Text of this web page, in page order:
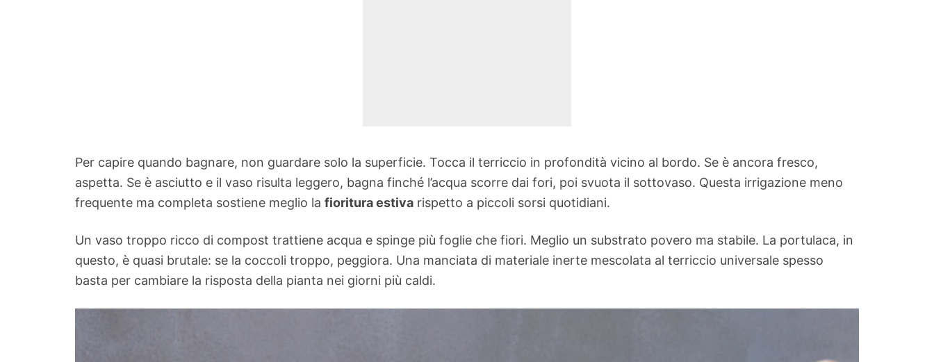
Per capire quando bagnare, non guardare solo la superficie. Tocca il terriccio in profondità vicino al bordo. Se è ancora fresco,
aspetta. Se è asciutto e il vaso risulta leggero, bagna finché l’acqua scorre dai fori, poi svuota il sottovaso. Questa irrigazione meno
frequente ma completa sostiene meglio la fioritura estiva rispetto a piccoli sorsi quotidiani.
Un vaso troppo ricco di compost trattiene acqua e spinge più foglie che fiori. Meglio un substrato povero ma stabile. La portulaca, in
questo, è quasi brutale: se la coccoli troppo, peggiora. Una manciata di materiale inerte mescolata al terriccio universale spesso
basta per cambiare la risposta della pianta nei giorni più caldi.